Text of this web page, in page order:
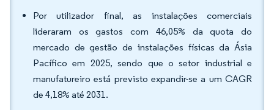
Por utilizador final, as instalações comerciais
lideraram os gastos com 46,05% da quota do
mercado de gestão de instalações físicas da Ásia
Pacífico em 2025, sendo que o setor industrial e
manufatureiro está previsto expandir-se a um CAGR
de 4,18% até 2031.